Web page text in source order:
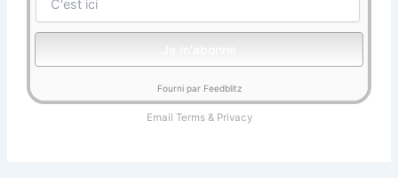
Fourni par Feedblitz
Email Terms& Privacy